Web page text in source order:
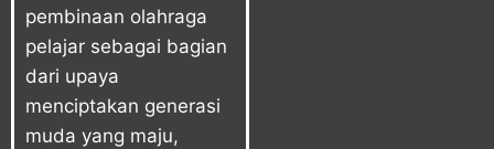
pembinaan olahraga
pelajar sebagai bagian
dari upaya
menciptakan generasi
muda yang maju,